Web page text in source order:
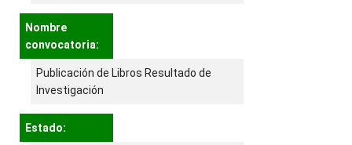
Nombre
convocatoria:
Publicación de Libros Resultado de
Investigación
Estado: